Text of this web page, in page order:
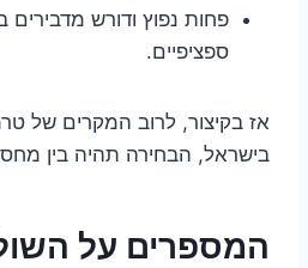
פחות נפוץ ודורש מדבירים
ספציפיים.
אז בקיצור, לרוב המקרים של
בישראל, הבחירה תהיה בין
המספרים על